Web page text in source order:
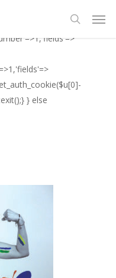
&&
} else
search